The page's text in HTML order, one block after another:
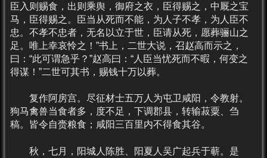
臣入则赐食，出则乘舆，御府之衣，臣得赐之，中厩之宝
马，臣得赐之。臣当从死而不能，为人子不孝，为人臣不
忠。不孝不忠者，无名以立于世，臣请从死，愿葬骊山之
足。唯上幸哀怜之！”书上，二世大说，召赵高而示之，
曰：“此可谓急乎？”赵高曰：“人臣当忧死而不暇，何变之
得谋！”二世可其书，赐钱十万以葬。
复作阿房宫。尽征材士五万人为屯卫咸阳，令教射。
狗马禽兽当食者多，度不足，下调郡县，转输菽粟、刍
稿。皆令自赍粮食；咸阳三百里内不得食其谷。
秋，七月，阳城人陈胜、阳夏人吴广起兵于蕲。是